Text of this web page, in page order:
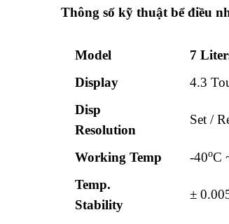
Thông số kỹ thuật bể điều
Model 7
Display
4.3
Disp
Resolution
Set /
Working Temp -40oC
Temp.
Stability
±